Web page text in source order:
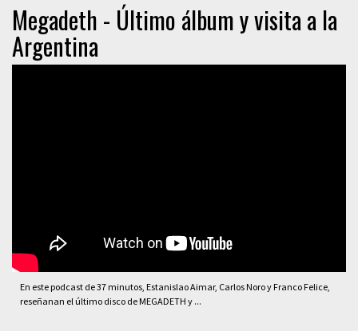
Megadeth - Último álbum y visita a la
Argentina
En este podcast de 37 minutos, Estanislao Aimar, Carlos Noro y Franco Felice,
reseñanan el último disco de MEGADETH y ...